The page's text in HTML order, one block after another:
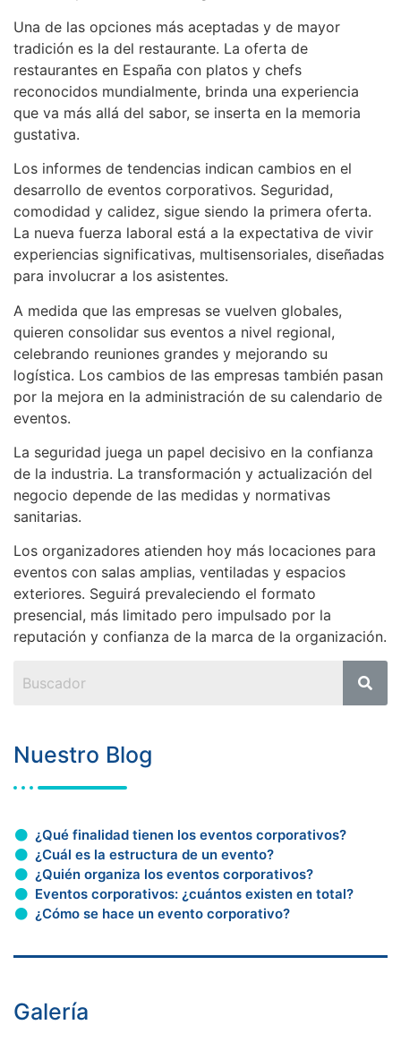
Una de las opciones más aceptadas y de mayor
tradición es la del restaurante. La oferta de
restaurantes en España con platos y chefs
reconocidos mundialmente, brinda una experiencia
que va más allá del sabor, se inserta en la memoria
gustativa.
Los informes de tendencias indican cambios en el
desarrollo de eventos corporativos. Seguridad,
comodidad y calidez, sigue siendo la primera oferta.
La nueva fuerza laboral está a la expectativa de vivir
experiencias significativas, multisensoriales, diseñadas
para involucrar a los asistentes.
A medida que las empresas se vuelven globales,
quieren consolidar sus eventos a nivel regional,
celebrando reuniones grandes y mejorando su
logística. Los cambios de las empresas también pasan
por la mejora en la administración de su calendario de
eventos.
La seguridad juega un papel decisivo en la confianza
de la industria. La transformación y actualización del
negocio depende de las medidas y normativas
sanitarias.
Los organizadores atienden hoy más locaciones para
eventos con salas amplias, ventiladas y espacios
exteriores. Seguirá prevaleciendo el formato
presencial, más limitado pero impulsado por la
reputación y confianza de la marca de la organización.
Nuestro Blog
¿Qué finalidad tienen los eventos corporativos?
¿Cuál es la estructura de un evento?
¿Quién organiza los eventos corporativos?
Eventos corporativos: ¿cuántos existen en total?
¿Cómo se hace un evento corporativo?
Galería